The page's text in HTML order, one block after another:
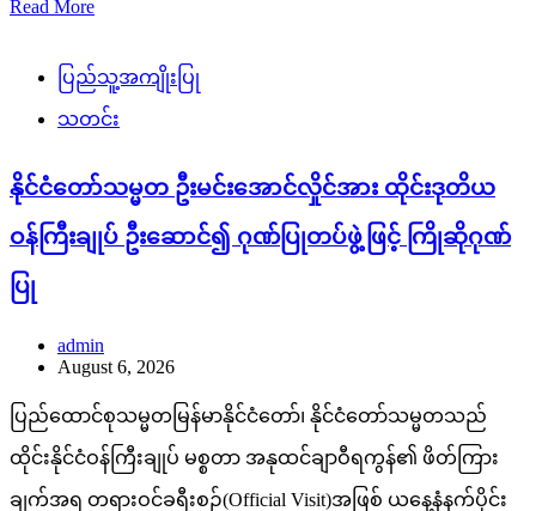
Read More
ပြည်သူ့အကျိုးပြု
သတင်း
နိုင်ငံတော်သမ္မတ ဦးမင်းအောင်လှိုင်အား ထိုင်းဒုတိယ
ဝန်ကြီးချုပ် ဦးဆောင်၍ ဂုဏ်ပြုတပ်ဖွဲ့ဖြင့် ကြိုဆိုဂုဏ်
ပြု
admin
August 6, 2026
ပြည်ထောင်စုသမ္မတမြန်မာနိုင်ငံတော်၊ နိုင်ငံတော်သမ္မတသည်
ထိုင်းနိုင်ငံဝန်ကြီးချုပ် မစ္စတာ အနုထင်ချာဝီရကွန်၏ ဖိတ်ကြား
ချက်အရ တရားဝင်ခရီးစဉ်(Official Visit)အဖြစ် ယနေ့နံနက်ပိုင်း